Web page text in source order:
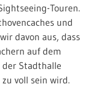
Touren.
und
davon aus, dass
auf dem
Stadthalle
voll sein wird.